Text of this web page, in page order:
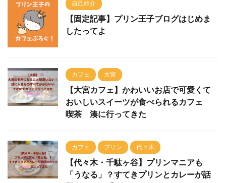
【固定記事】プリン王子ブログはじめま
したってよ
カフェ 大宮
【大宮カフェ】かわいいお店で可愛くて
おいしいスイーツが食べられるカフェ
喫茶 湊に行ってきた
カフェ プリン 代々木
【代々木・千駄ヶ谷】プリンマニアも
「うなる」？すてきプリンとカレーが話